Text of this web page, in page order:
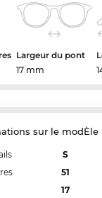
Largeur du pont
17 mm
sur le modÈle
S
51
17